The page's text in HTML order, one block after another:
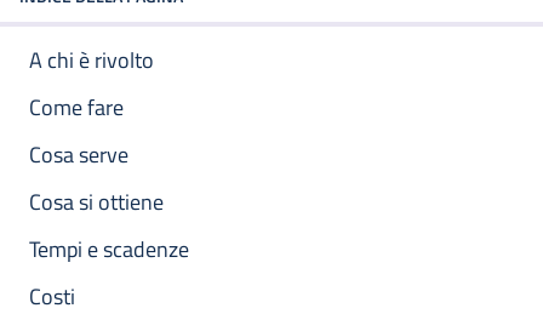
A chi è rivolto
Come fare
Cosa serve
Cosa si ottiene
Tempi e scadenze
Costi